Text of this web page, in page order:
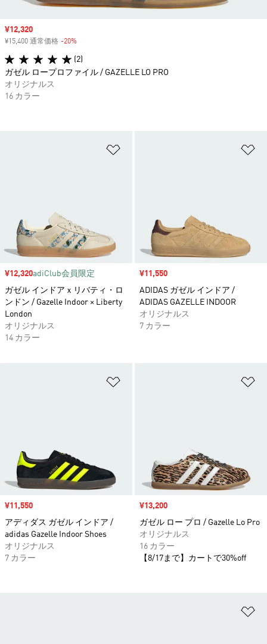
セール価格
¥12,320adiClub会員限定
ガゼル インドアｘリバティ・ロ
ンドン / Gazelle Indoor × Liberty
London
オリジナルス
14 カラー
セール価格
¥11,550
ADIDAS ガゼル インドア /
ADIDAS GAZELLE INDOOR
オリジナルス
7 カラー
セール価格
¥11,550
アディダス ガゼル インドア /
adidas Gazelle Indoor Shoes
オリジナルス
7 カラー
セール価格
¥13,200
ガゼル ロー プロ / Gazelle Lo Pro
オリジナルス
16 カラー
【8/17まで】カートで30%off
セール価格
¥12,320
¥15,400 通常価格 -20%
(2)
ガゼル ロープロファイル / GAZELLE LO PRO
オリジナルス
16 カラー